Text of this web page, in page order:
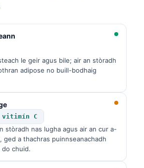
le geir agus bile; air an stòradh
adipose no buill-bodhaig
C
stòradh nas lugha agus air an cur a-
ged a thachras puinnseanachadh
chuid.